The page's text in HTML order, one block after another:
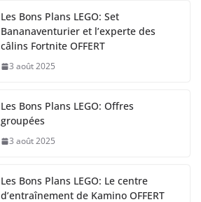
Les Bons Plans LEGO: Set
Bananaventurier et l’experte des
câlins Fortnite OFFERT
3 août 2025
Les Bons Plans LEGO: Offres
groupées
3 août 2025
Les Bons Plans LEGO: Le centre
d’entraînement de Kamino OFFERT